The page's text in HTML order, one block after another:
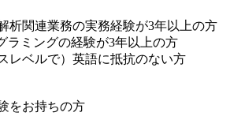
析関連業務の実務経験が3年以上の方
ラミングの経験が3年以上の方
レベルで）英語に抵抗のない方
をお持ちの方